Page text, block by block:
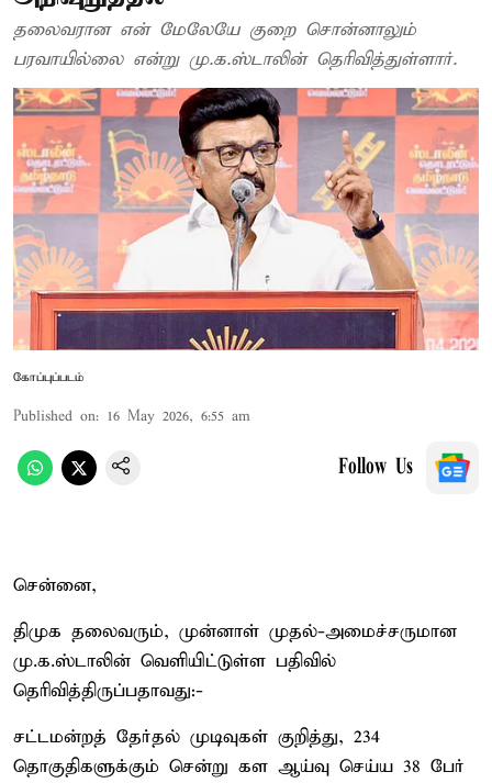
தலைவரான என் மேலேயே குறை சொன்னாலும்
பரவாயில்லை என்று மு.க.ஸ்டாலின் தெரிவித்துள்ளார்.
கோப்புப்படம்
Published on: 16 May 2026, 6:55 am
Follow Us
சென்னை,
திமுக தலைவரும், முன்னாள் முதல்-அமைச்சருமான
மு.க.ஸ்டாலின் வெளியிட்டுள்ள பதிவில்
தெரிவித்திருப்பதாவது:-
சட்டமன்றத் தேர்தல் முடிவுகள் குறித்து, 234
தொகுதிகளுக்கும் சென்று கள ஆய்வு செய்ய 38 பேர்